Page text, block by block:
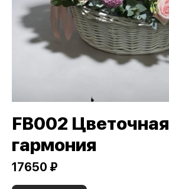
FB002 Цветочная
гармония
17650 ₽